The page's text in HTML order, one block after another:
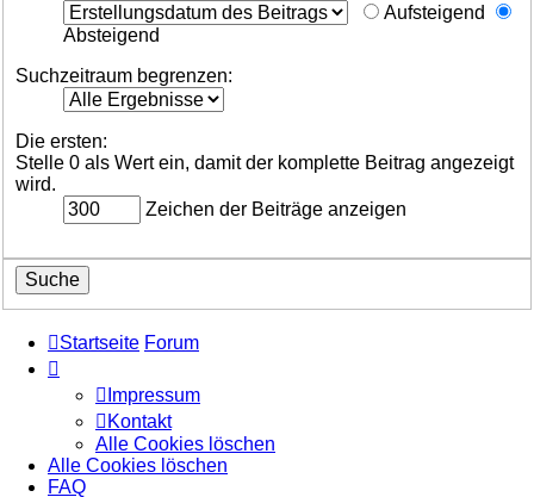
Aufsteigend
Absteigend
Suchzeitraum begrenzen:
Die ersten:
Stelle 0 als Wert ein, damit der komplette Beitrag angezeigt
wird.
Zeichen der Beiträge anzeigen
Startseite Forum
Impressum
Kontakt
Alle Cookies löschen
Alle Cookies löschen
FAQ